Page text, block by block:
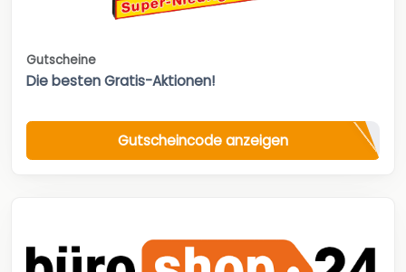
Gutscheine
Die besten Gratis-Aktionen!
Gutscheincode anzeigen